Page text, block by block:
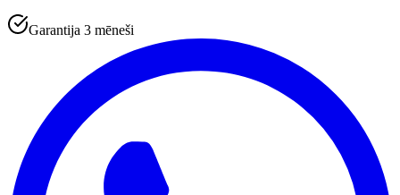
Garantija 3 mēneši